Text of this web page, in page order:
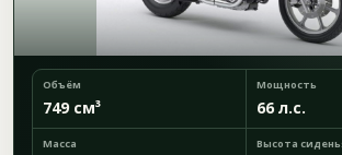
Объём
749 см³
Мощность
66 л.с.
Масса Высота